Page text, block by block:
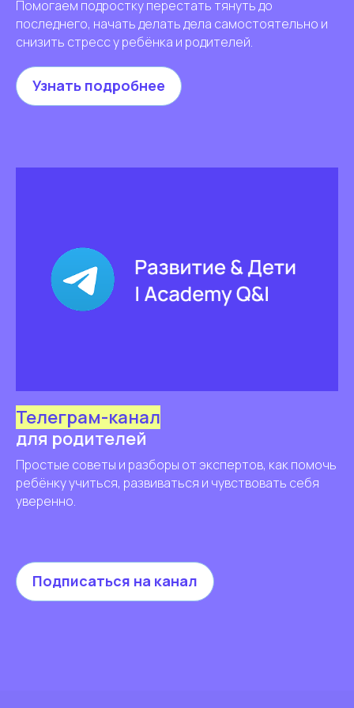
Помогаем подростку перестать тянуть до
последнего, начать делать дела самостоятельно и
снизить стресс у ребёнка и родителей.
Узнать подробнее
Телеграм-канал
для родителей
Простые советы и разборы от экспертов, как помочь
ребёнку учиться, развиваться и чувствовать себя
уверенно.
Подписаться на канал